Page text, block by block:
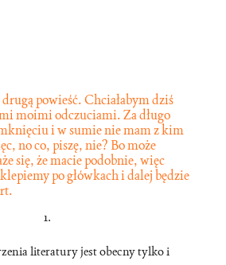
powieść. Chciałabym dziś
moimi odczuciami. Za długo
i w sumie nie mam z kim
no co, piszę, nie? Bo może
się, że macie podobnie, więc
po główkach i dalej będzie
1.
literatury jest obecny tylko i